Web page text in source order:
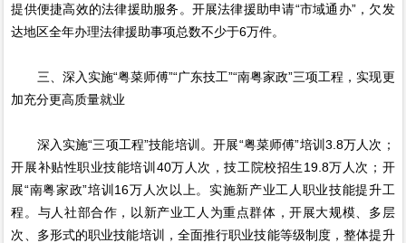
提供便捷高效的法律援助服务。开展法律援助申请“市域通办”，欠发
达地区全年办理法律援助事项总数不少于6万件。
三、深入实施“粤菜师傅”“广东技工”“南粤家政”三项工程，实现更
加充分更高质量就业
深入实施“三项工程”技能培训。开展“粤菜师傅”培训3.8万人次；
开展补贴性职业技能培训40万人次，技工院校招生19.8万人次；开
展“南粤家政”培训16万人次以上。实施新产业工人职业技能提升工
程。与人社部合作，以新产业工人为重点群体，开展大规模、多层
次、多形式的职业技能培训，全面推行职业技能等级制度，整体提升